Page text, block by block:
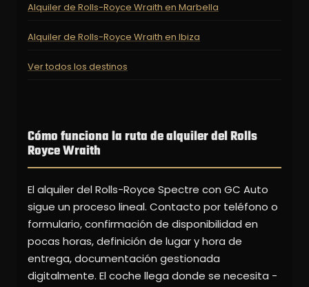
Alquiler de Rolls-Royce Wraith en Marbella
Alquiler de Rolls-Royce Wraith en Ibiza
Ver todos los destinos
Cómo funciona la ruta de alquiler del Rolls
Royce Wraith
El alquiler del Rolls-Royce Spectre con GC Auto
sigue un proceso lineal. Contacto por teléfono o
formulario, confirmación de disponibilidad en
pocas horas, definición de lugar y hora de
entrega, documentación gestionada
digitalmente. El coche llega donde se necesita -